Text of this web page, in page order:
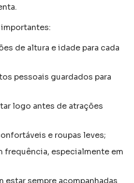
de altura e idade para cada
pessoais guardados para
logo antes de atrações
e roupas leves;
frequência, especialmente em
estar sempre acompanhadas